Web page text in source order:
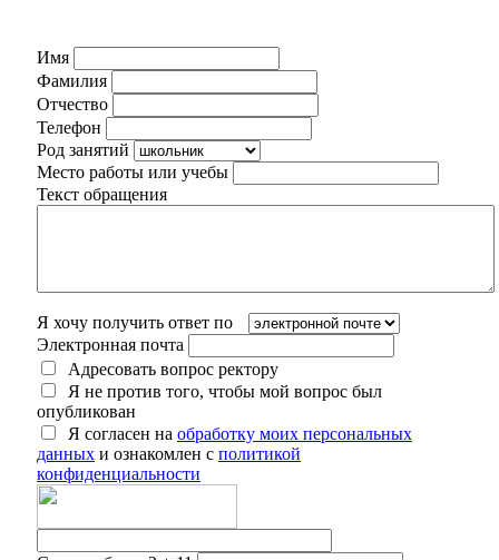
Имя
Фамилия
Отчество
Телефон
Род занятий
Место работы или учебы
Текст обращения
Я хочу получить ответ по
Электронная почта
Адресовать вопрос ректору
Я не против того, чтобы мой вопрос был
опубликован
Я согласен на обработку моих персональных
данных и ознакомлен с политикой
конфиденциальности